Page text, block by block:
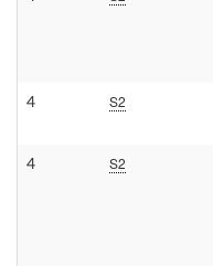
4 S2
4 S2